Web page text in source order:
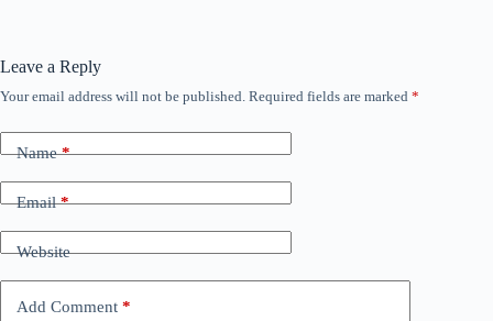
Leave a Reply
Your email address will not be published. Required fields are marked *
Name*
Email*
Website
Add Comment *